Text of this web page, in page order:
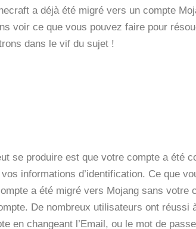
a déjà été migré vers un compte
voir ce que vous pouvez faire pour
dans le vif du sujet !
se produire est que votre compte a été
informations d’identification. Ce que
a été migré vers Mojang sans votre
De nombreux utilisateurs ont réussi
en changeant l’Email, ou le mot de